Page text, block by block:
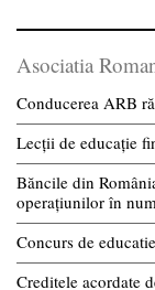
Asociatia
Conducerea ARB
Lecții de educație
Băncile din
operațiunilor în
Concurs de
Creditele acordate